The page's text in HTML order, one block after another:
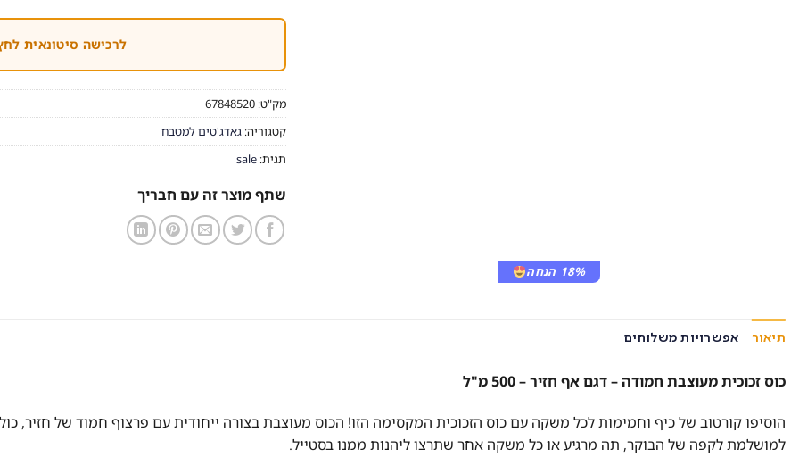
18% הנחה
לרכישה סיטונאית
מק"ט: 67848520
קטגוריה: גאדג'טים למטבח
תגית: sale
שתף מוצר זה עם חבריך
תיאור אפשרויות משלוחים
כוס זכוכית מעוצבת חמודה – דגם אף חזיר – 500 מ"ל
למושלמת לקפה של הבוקר, תה מרגיע או כל משקה אחר שתרצו ליהנות ממנו בסטייל.